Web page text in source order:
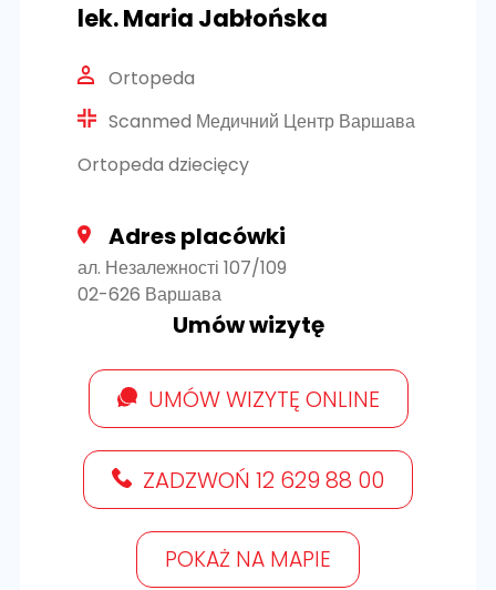
lek. Maria Jabłońska
Ortopeda
Scanmed Медичний Центр Варшава
Ortopeda dziecięcy
Adres placówki
ал. Незалежності 107/109
02-626 Варшава
Umów wizytę
UMÓW WIZYTĘ ONLINE
ZADZWOŃ 12 629 88 00
POKAŻ NA MAPIE